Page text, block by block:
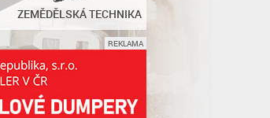
ZEMĚDĚLSKÁ TECHNIKA
REKLAMA